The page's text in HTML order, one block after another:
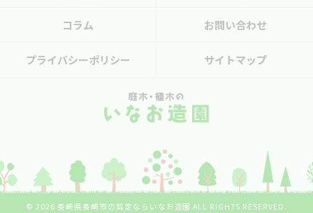
コラム お問い合わせ
プライバシーポリシー サイトマップ
© 2026 長崎県長崎市の剪定ならいなお造園 ALL RIGHTS RESERVED.